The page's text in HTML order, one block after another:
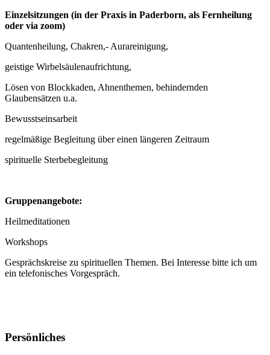
Einzelsitzungen (in der Praxis in Paderborn, als Fernheilung
oder via zoom)
Quantenheilung, Chakren,- Aurareinigung,
geistige Wirbelsäulenaufrichtung,
Lösen von Blockkaden, Ahnenthemen, behindernden
Glaubensätzen u.a.
Bewusstseinsarbeit
regelmäßige Begleitung über einen längeren Zeitraum
spirituelle Sterbebegleitung
Gruppenangebote:
Heilmeditationen
Workshops
Gesprächskreise zu spirituellen Themen. Bei Interesse bitte ich um
ein telefonisches Vorgespräch.
Persönliches